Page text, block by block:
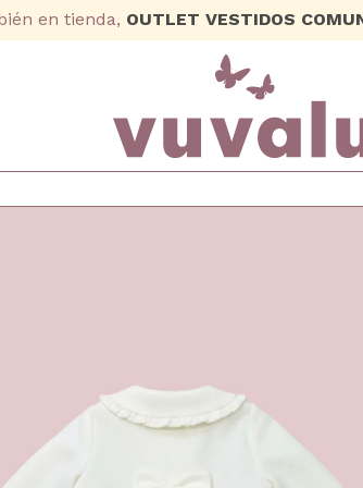
en tienda, OUTLET VESTIDOS